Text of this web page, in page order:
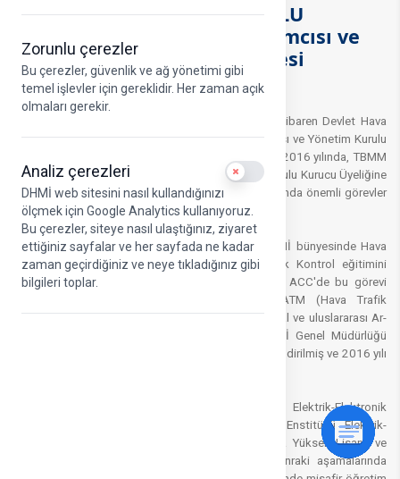
Zorunlu çerezler
Bu çerezler, güvenlik ve ağ yönetimi gibi
temel işlevler için gereklidir. Her zaman açık
olmaları gerekir.
Analiz çerezleri Use setting
DHMİ web sitesini nasıl kullandığınızı
ölçmek için Google Analytics kullanıyoruz.
Bu çerezler, siteye nasıl ulaştığınız, ziyaret
ettiğiniz sayfalar ve her sayfada ne kadar
zaman geçirdiğiniz ve neye tıkladığınız gibi
bilgileri toplar.
Dr. Cengiz PAŞAOĞLU
DHMİ Genel Müdür Yardımcısı ve
Yönetim Kurulu Üyesi
Dr. Cengiz PAŞAOĞLU 30 Ekim 2022 tarihinden itibaren Devlet Hava
Meydanları İşletmesi (DHMİ) Genel Müdür Yardımcısı ve Yönetim Kurulu
Üyesi olarak görev yapmaktadır. Bu görevden önce 2016 yılında, TBMM
Genel Kurulunun kararıyla Kişisel Verileri Koruma Kurulu Kurucu Üyeliğine
seçilmiş ve 2016-2022 tarihleri arasında bu kapsamda önemli görevler
üstlenmiştir.
Dr. PAŞAOĞLU, meslek hayatına 2002 yılında DHMİ bünyesinde Hava
Trafik Kontrolörü olarak başlamış ve Hava Trafik Kontrol eğitimini
birincilikle tamamlamıştır. Beş yıl boyunca Ankara ACC'de bu görevi
sürdürmüş, ardından DHMİ Genel Müdürlüğü ATM (Hava Trafik
Yönetimi) Ar-Ge Müdürlüğü'ne geçmiş, birçok ulusal ve uluslararası Ar-
Ge projelerinde görev almıştır. 2014 yılında DHMİ Genel Müdürlüğü
Elektronik Dairesi Başkan Yardımcısı olarak görevlendirilmiş ve 2016 yılı
Gazi Üniversitesi Mühendislik Mimarlık Fakültesi Elektrik-Elektronik
Mühendisliği Bölümünden Lisans, Fen Bilimleri Enstitüsü Elektrik-
Elektronik Mühendisliği Anabilim Dalından sırasıyla Yüksek Lisans ve
Doktora derecelerini almıştır. Eğitim hayatının sonraki aşamalarında